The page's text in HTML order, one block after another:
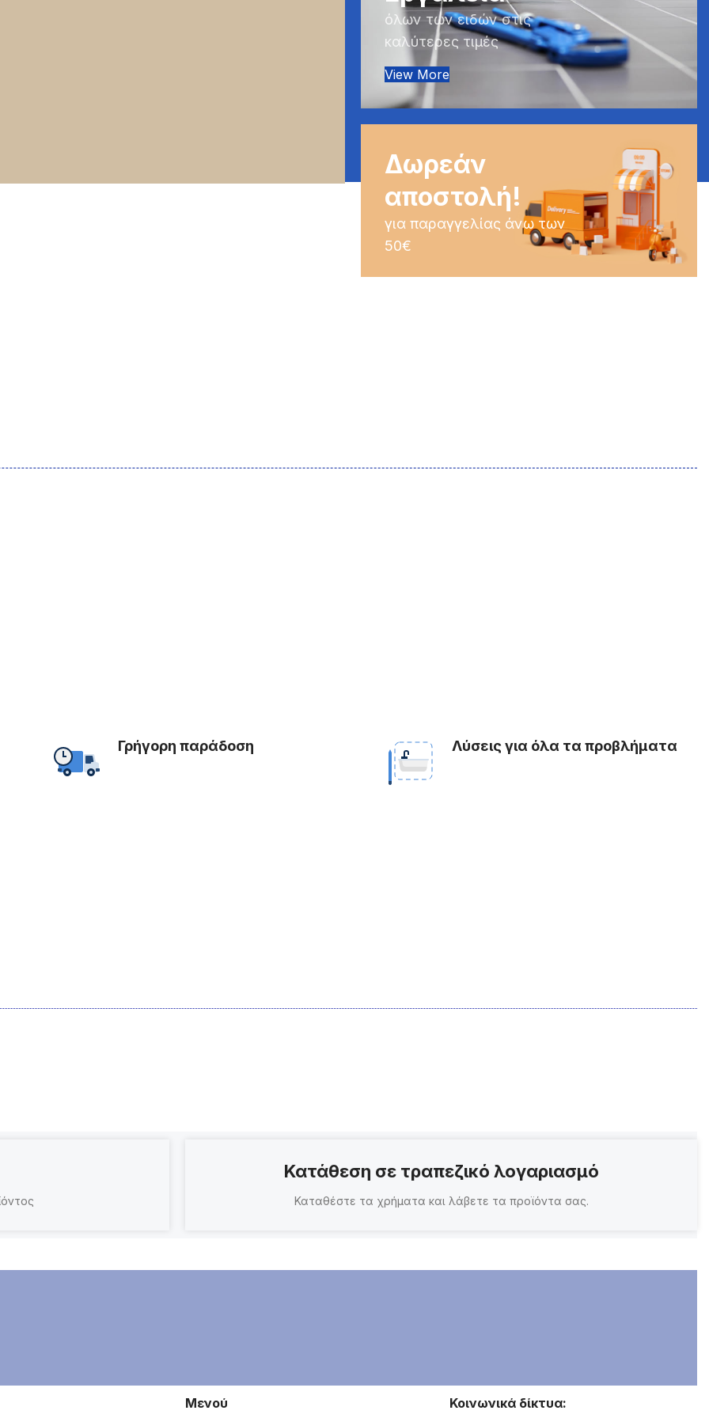
Expert Advice
όλων των ειδών στις
καλύτερες τιμές
View More
Δωρεάν
αποστολή!
για παραγγελίας άνω των
50€
Γρήγορη παράδοση Λύσεις για όλα τα προβλήματα
Κατάθεση σε τραπεζικό λογαριασμό
Καταθέστε τα χρήματα και λάβετε τα προϊόντα σας.
Μενού Κοινωνικά δίκτυα: